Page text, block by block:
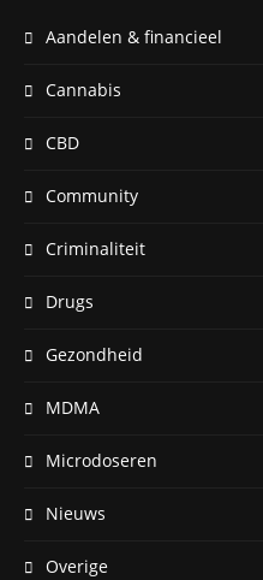
Aandelen & financieel
Cannabis
CBD
Community
Criminaliteit
Drugs
Gezondheid
MDMA
Microdoseren
Nieuws
Overige